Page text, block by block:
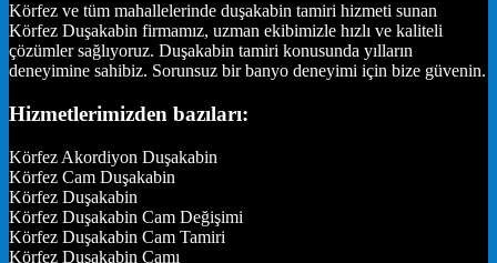
Körfez ve tüm mahallelerinde duşakabin tamiri hizmeti sunan
Körfez Duşakabin firmamız, uzman ekibimizle hızlı ve kaliteli
çözümler sağlıyoruz. Duşakabin tamiri konusunda yılların
deneyimine sahibiz. Sorunsuz bir banyo deneyimi için bize güvenin.
Hizmetlerimizden bazıları:
Körfez Akordiyon Duşakabin
Körfez Cam Duşakabin
Körfez Duşakabin
Körfez Duşakabin Cam Değişimi
Körfez Duşakabin Cam Tamiri
Körfez Duşakabin Camı